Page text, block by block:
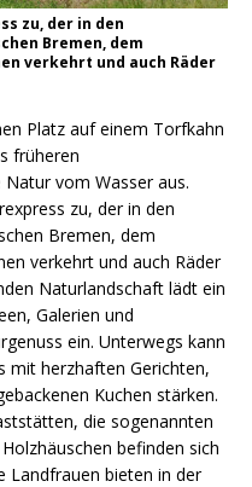
zu, der in den
Bremen, dem
verkehrt und auch Räder
Platz auf einem Torfkahn
früheren
vom Wasser aus.
zu, der in den
Bremen, dem
verkehrt und auch Räder
Naturlandschaft lädt ein
Galerien und
ein. Unterwegs kann
mit herzhaften Gerichten,
Kuchen stärken.
die sogenannten
befinden sich
Landfrauen bieten in der